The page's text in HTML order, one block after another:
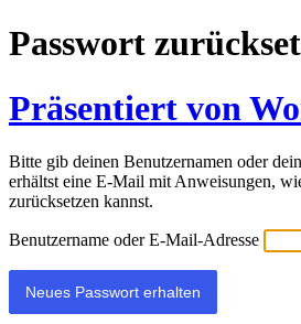
Passwort
Präsentiert von
Bitte gib deinen Benutzernamen oder
erhältst eine E-Mail mit Anweisungen,
zurücksetzen kannst.
Benutzername oder E-Mail-Adresse